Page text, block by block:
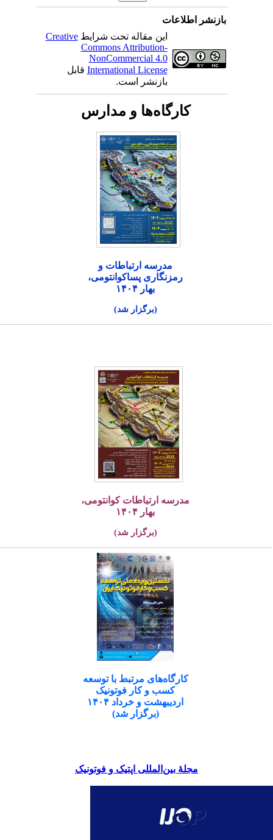
بازنشر اطلاعات
این مقاله تحت شرایطCreative
Commons Attribution-
NonCommercial 4.0
International Licenseقابل
بازنشر است.
کارگاه‌ها و مدارس
مدرسه ارتباطات و
رمزنگاری پساکوانتومی،
بهار ۱۴۰۴
(برگزار شد)
مدرسه ارتباطات کوانتومی،
بهار ۱۴۰۴
(برگزار شد)
کارگاه‌های مرتبط با توسعه
کسب و کار فوتونیک
اردیبهشت و خرداد ۱۴۰۴
(برگزار شد)
مجلۀ بین‌المللی اپتیک و فوتونیک